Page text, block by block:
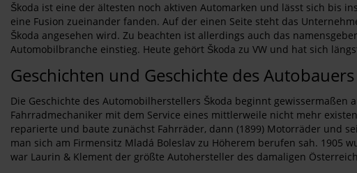
Škoda ist eine der ältesten noch aktiven Automarken und lässt sich bis
eine Fusion zueinander fanden. Auf der einen Seite steht das
Škoda angesehen wird. Zu beachten ist allerdings auch das
Automobilbranche einstieg. Heute gehört Škoda zu VW und hat sich
Geschichten und Geschichte des
Die Geschichte des Automobilherstellers Škoda beginnt gewissermaßen
Fahrradmechaniker mit dem Service eines mittlerweile nicht mehr
reparierte und baute zunächst Fahrräder, dann (1899) Motorräder und
man sich am Firmensitz Mladá Boleslav zu Höherem berufen sah. 1905
war Laurin & Klement der größte Autohersteller des damaligen